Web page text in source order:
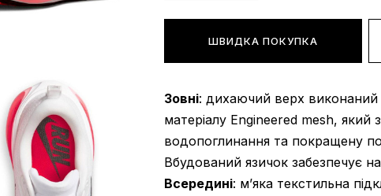
ШВИДКА ПОКУПКА
Зовні: дихаючий верх виконаний
матеріалу Engineered mesh, який
водопоглинання та покращену
Вбудований язичок забезпечує
Всередині: м’яка текстильна